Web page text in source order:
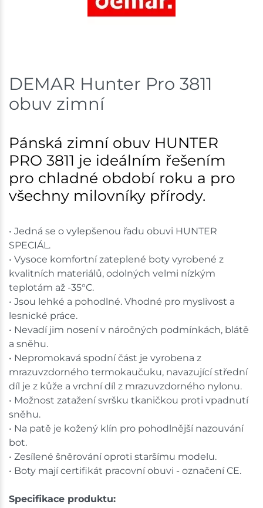
DEMAR Hunter Pro 3811
obuv zimní
Pánská zimní obuv HUNTER
PRO 3811 je ideálním řešením
pro chladné období roku a pro
všechny milovníky přírody.
• Jedná se o vylepšenou řadu obuvi HUNTER
SPECIÁL.
• Vysoce komfortní zateplené boty vyrobené z
kvalitních materiálů, odolných velmi nízkým
teplotám až -35°C.
• Jsou lehké a pohodlné. Vhodné pro myslivost a
lesnické práce.
• Nevadí jim nosení v náročných podmínkách, blátě
a sněhu.
• Nepromokavá spodní část je vyrobena z
mrazuvzdorného termokaučuku, navazující střední
díl je z kůže a vrchní díl z mrazuvzdorného nylonu.
• Možnost zatažení svršku tkaničkou proti vpadnutí
sněhu.
• Na patě je kožený klín pro pohodlnější nazouvání
bot.
• Zesílené šněrování oproti staršímu modelu.
• Boty mají certifikát pracovní obuvi - označení CE.
Specifikace produktu: